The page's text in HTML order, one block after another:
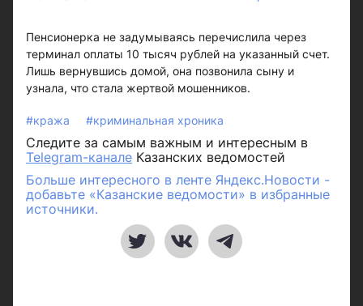
Пенсионерка не задумываясь перечислила через
терминал оплаты 10 тысяч рублей на указанный счет.
Лишь вернувшись домой, она позвонила сыну и
узнала, что стала жертвой мошенников.
#кража #криминальная хроника
Следите за самым важным и интересным в
Telegram-канале Казанских ведомостей
Больше интересного в ленте Яндекс.Новости -
добавьте «Казанские ведомости» в избранные
источники.